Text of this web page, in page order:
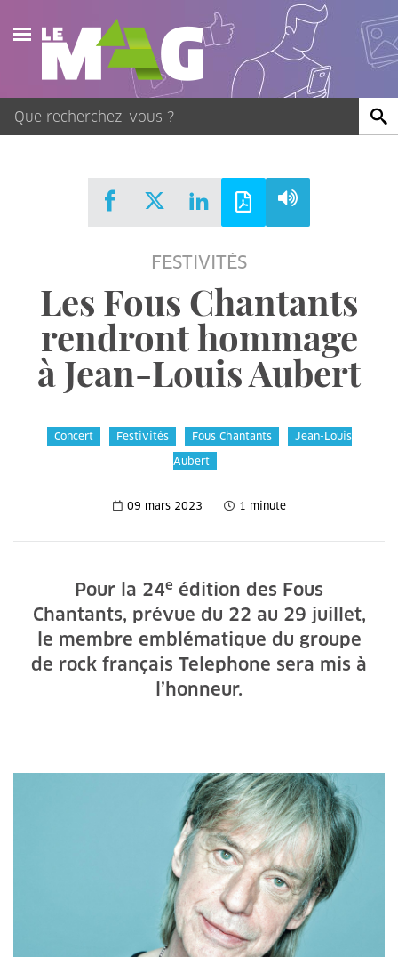
Actualités
Agenda
Publications
FESTIVITÉS
Les Fous Chantants
rendront hommage
à Jean-Louis Aubert
Concert Festivités Fous Chantants
Jean-Louis
Aubert
09 mars 2023 1 minute
Pour la 24e édition des Fous
Chantants, prévue du 22 au 29 juillet,
le membre emblématique du groupe
de rock français Telephone sera mis à
l’honneur.